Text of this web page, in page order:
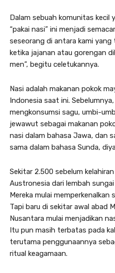
Dalam sebuah komunitas kecil
“pakai nasi” ini menjadi
seseorang di antara kami
ketika jajanan atau gorengan
men”, begitu celetukannya.
Nasi adalah makanan pokok
Indonesia saat ini.
mengkonsumsi sagu, umbi-
jewawut sebagai makanan
nasi dalam bahasa Jawa, dan
sama dalam bahasa Sunda,
Sekitar 2.500 sebelum
Austronesia dari lembah
Mereka mulai memperkenalkan
Tapi baru di sekitar awal abad
Nusantara mulai menjadikan
Itu pun masih terbatas pada
terutama penggunaannya
ritual keagamaan.